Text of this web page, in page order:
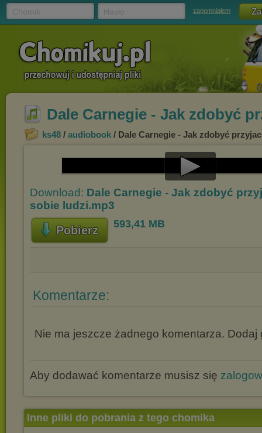
zapomniałem
Dale Carnegie - Jak zdobyć
ks48 / audiobook / Dale Carnegie - Jak zdobyć
Play
Download: Dale Carnegie - Jak zdobyć
sobie ludzi.mp3
Pobierz 593,41 MB
Komentarze:
Nie ma jeszcze żadnego komentarza. Dodaj
Aby dodawać komentarze musisz się
Inne pliki do pobrania z tego chomika